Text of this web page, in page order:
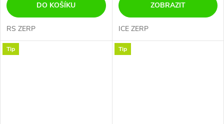
DO KOŠÍKU
RS ZERP
ZOBRAZIT
ICE ZERP
Tip Tip